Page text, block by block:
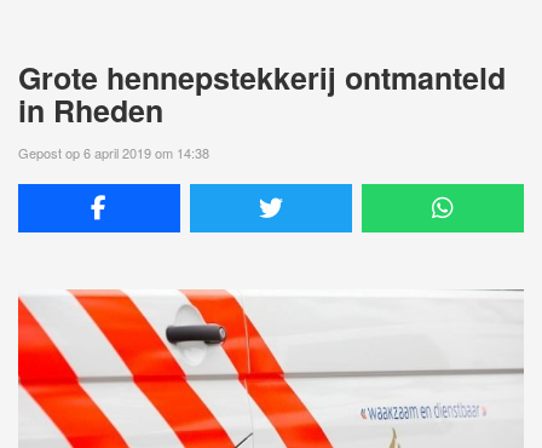
Grote hennepstekkerij ontmanteld
in Rheden
Gepost op 6 april 2019 om 14:38